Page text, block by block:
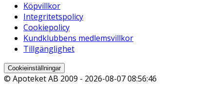
Köpvillkor
Integritetspolicy
Cookiepolicy
Kundklubbens medlemsvillkor
Tillgänglighet
Cookieinställningar
© Apoteket AB 2009 - 2026-08-07 08:56:46